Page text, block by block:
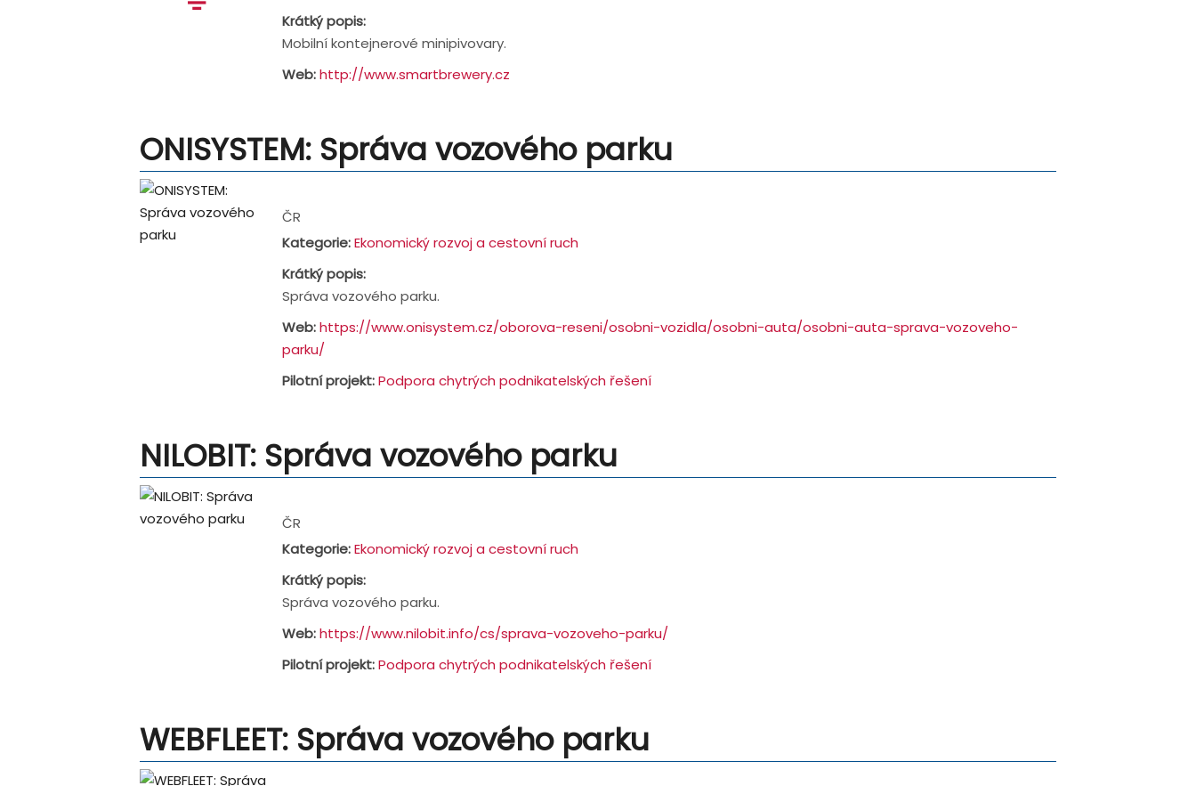
Krátký popis:
Mobilní kontejnerové minipivovary.
Web:http://www.smartbrewery.cz
ONISYSTEM: Správa vozového parku
ČR
Kategorie:Ekonomický rozvoj a cestovní ruch
Krátký popis:
Správa vozového parku.
Web:https://www.onisystem.cz/oborova-reseni/osobni-vozidla/osobni-auta/osobni-auta-sprava-vozoveho-
parku/
Pilotní projekt:Podpora chytrých podnikatelských řešení
NILOBIT: Správa vozového parku
ČR
Kategorie:Ekonomický rozvoj a cestovní ruch
Krátký popis:
Správa vozového parku.
Web:https://www.nilobit.info/cs/sprava-vozoveho-parku/
Pilotní projekt:Podpora chytrých podnikatelských řešení
WEBFLEET: Správa vozového parku